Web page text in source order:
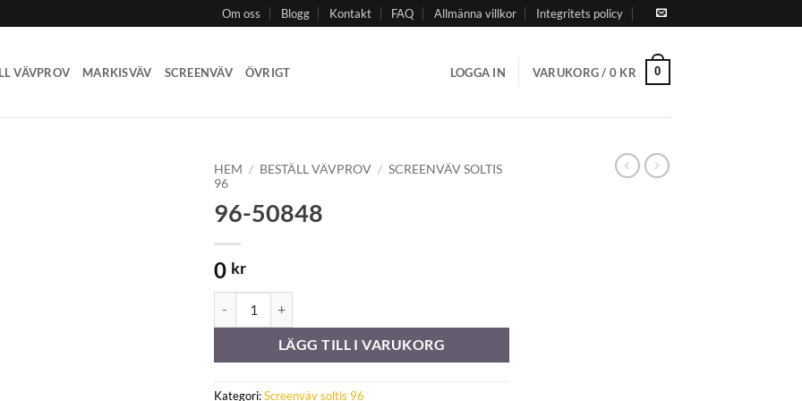
Om oss Blogg Kontakt FAQ Allmänna villkor Integritets policy
VÄVPROV MARKISVÄV SCREENVÄV ÖVRIGT LOGGA IN VARUKORG / 0 KR 0
HEM / BESTÄLL VÄVPROV / SCREENVÄV SOLTIS
96
96-50848
0 kr
LÄGG TILL I VARUKORG
Kategori:Screenväv soltis 96